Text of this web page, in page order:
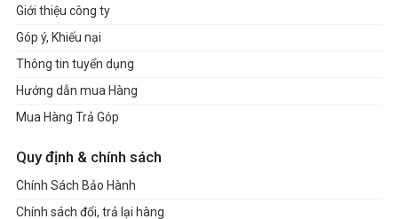
Giới thiệu công ty
Góp ý, Khiếu nại
Thông tin tuyển dụng
Hướng dẫn mua Hàng
Mua Hàng Trả Góp
Quy định & chính sách
Chính Sách Bảo Hành
Chính sách đổi, trả lại hàng